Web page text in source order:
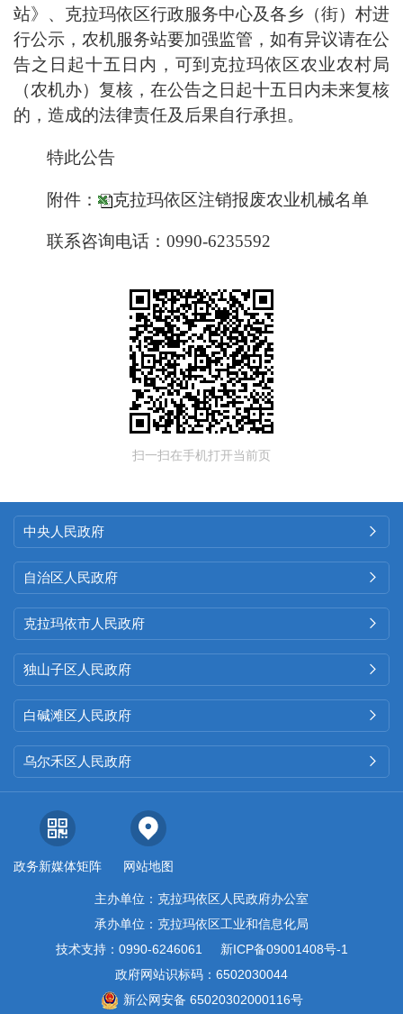
站》、克拉玛依区行政服务中心及各乡（街）村进
行公示，农机服务站要加强监管，如有异议请在公
告之日起十五日内，可到克拉玛依区农业农村局
（农机办）复核，在公告之日起十五日内未来复核
的，造成的法律责任及后果自行承担。
特此公告
附件： 克拉玛依区注销报废农业机械名单
联系咨询电话：0990-6235592
扫一扫在手机打开当前页
中央人民政府 
自治区人民政府 
克拉玛依市人民政府 
独山子区人民政府 
白碱滩区人民政府 
乌尔禾区人民政府 
政务新媒体矩阵 网站地图
主办单位：克拉玛依区人民政府办公室
承办单位：克拉玛依区工业和信息化局
技术支持：0990-6246061
新ICP备09001408号-1
政府网站识标码：6502030044
新公网安备 65020302000116号